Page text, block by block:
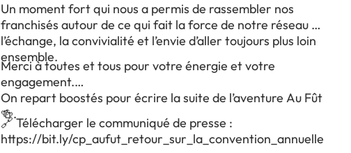
Un moment fort qui nous a permis de rassembler nos
franchisés autour de ce qui fait la force de notre réseau :
l’échange, la convivialité et l’envie d’aller toujours plus loin
ensemble.
Merci à toutes et tous pour votre énergie et votre
engagement.
On repart boostés pour écrire la suite de l’aventure Au Fût
🍻.
🔗 Télécharger le communiqué de presse :
https://bit.ly/cp_aufut_retour_sur_la_convention_annuelle